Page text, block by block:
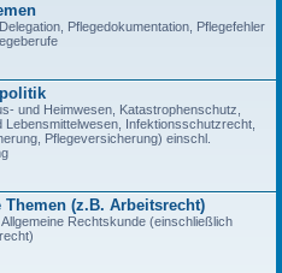
Pflegedokumentation, Pflegefehler
und Heimwesen, Katastrophenschutz,
Lebensmittelwesen, Infektionsschutzrecht,
Pflegeversicherung) einschl.
(z.B. Arbeitsrecht)
Rechtskunde (einschließlich